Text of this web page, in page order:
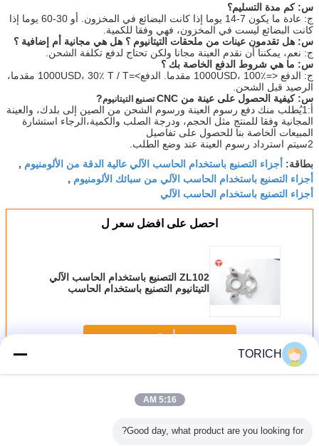
س: كم مدة التسليم؟
ج: عادة ما يكون 7-14 يوما إذا كانت البضائع في المخزون. أو 30-60 يوما إذا
كانت البضائع ليست في المخزون، فهي وفقا للكمية.
س: هل تقدمون عينات من ملحقات التيتانيوم ؟ هل هي مجانية أم إضافية ؟
ج: نعم، يمكننا أن نقدم العينة مجانا ولكن تحتاج لدفع تكلفة الشحن.
س: ما هي شروط الدفع الخاصة بك ؟
ج: الدفع <=1000USD، 100٪ مقدما. الدفع>=1000USD، 30٪ T / T مقدما،
الرصيد قبل الشحن.
س: كيفية الحصول على عينة من CNC
تصنيع التيتانيوم?
أ:1يُطلب منك دفع رسوم العينة ورسوم الشحن من الصين إلى بلدك، والعينة
المجانية وفقا للمنتج مثل الحجم، ودرجة الصلب والكمية،الرجاء استشارة
المبيعات الخاصة بنا للحصول على تفاصيل
2سيتم استرداد رسوم العينة عند وضع الطلب.
بطاقة: أجزاء التصنيع باستخدام الحاسب الآلي عالية الدقة من الألومنيوم ,
أجزاء التصنيع باستخدام الحاسب الآلي من سبائك الألومنيوم ,
أجزاء التصنيع باستخدام الحاسب الآلي
احصل على افضل سعر ل
ZL102 التصنيع باستخدام الحاسب الآلي
التيتانيوم التصنيع باستخدام الحاسب
استمر
أكثرقطع الألومنيوم باستخدام الحاسب الآلي
TORICH
5:16 AM
Good day, what product are you looking for?